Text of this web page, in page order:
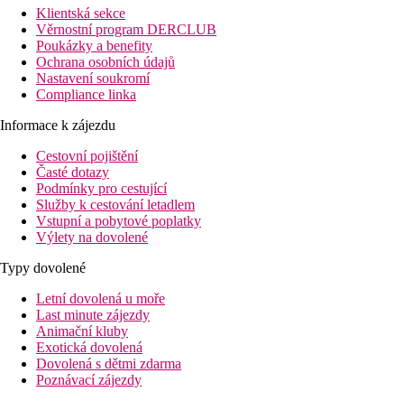
Klientská sekce
Věrnostní program DERCLUB
Poukázky a benefity
Ochrana osobních údajů
Nastavení soukromí
Compliance linka
Informace k zájezdu
Cestovní pojištění
Časté dotazy
Podmínky pro cestující
Služby k cestování letadlem
Vstupní a pobytové poplatky
Výlety na dovolené
Typy dovolené
Letní dovolená u moře
Last minute zájezdy
Animační kluby
Exotická dovolená
Dovolená s dětmi zdarma
Poznávací zájezdy